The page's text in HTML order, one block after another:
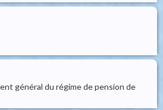
général du régime de pension de